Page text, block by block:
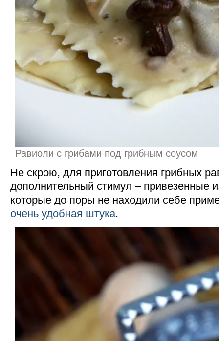
Равиоли с грибами под грибным соусом
Не скрою, для приготовления грибных
дополнительный стимул – привезенные
которые до поры не находили себе
очень удобная штука.